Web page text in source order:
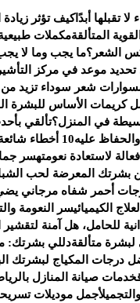
تقبلها أبدًاكيف تؤثر
المتألقةمكملات
الشعر؟ما يجب وما لا
تحديد موعد في مركز
شعر سوداء تزيد من
كريمات الأساس للبشرة
في المنزل؟تألقي
عليه10 أخطاء شائعة تفسد روتين العناية بالبشرة
لاستعادة نعومتهسر
بشرتك المعرضة لحب
أحمر شفاه مرجاني
الكيميائيسر النعومة
للحامل، هل آمنة
لبشرة متألقةدللي بشرتك:
درجات المكياج لبشرتك
خدمات صيانة المنازل
أجمل موديلات